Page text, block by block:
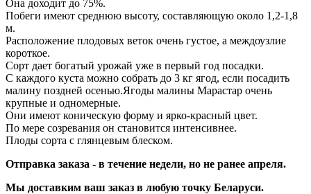
Она доходит до 75%.
Побеги имеют среднюю высоту, составляющую около 1,2-1,8
м.
Расположение плодовых веток очень густое, а междоузлие
короткое.
Сорт дает богатый урожай уже в первый год посадки.
С каждого куста можно собрать до 3 кг ягод, если посадить
малину поздней осенью.Ягоды малины Марастар очень
крупные и одномерные.
Они имеют коническую форму и ярко-красный цвет.
По мере созревания он становится интенсивнее.
Плоды сорта с глянцевым блеском.
Отправка заказа - в течение недели, но не ранее апреля.
Мы доставким ваш заказ в любую точку Беларуси.